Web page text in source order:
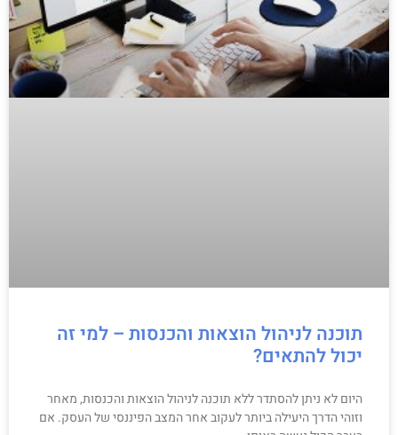
תוכנה לניהול הוצאות והכנסות – למי זה
יכול להתאים?
היום לא ניתן להסתדר ללא תוכנה לניהול הוצאות והכנסות, מאחר
וזוהי הדרך היעילה ביותר לעקוב אחר המצב הפיננסי של העסק. אם